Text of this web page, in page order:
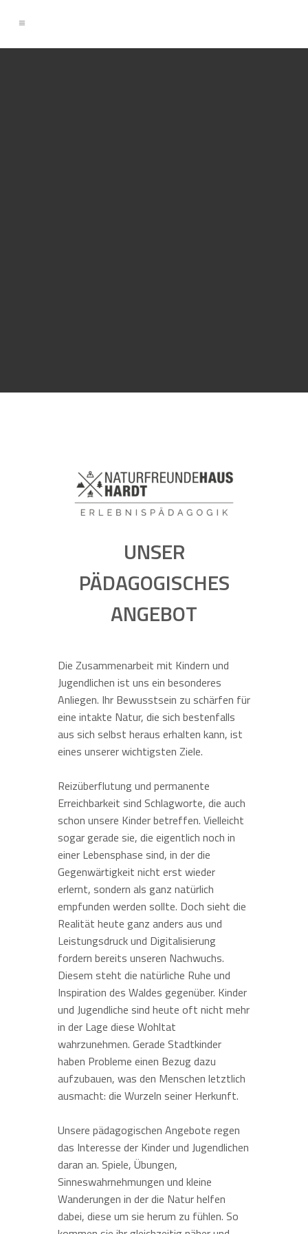
UNSER
PÄDAGOGISCHES
ANGEBOT
Die Zusammenarbeit mit Kindern und
Jugendlichen ist uns ein besonderes
Anliegen. Ihr Bewusstsein zu schärfen für
eine intakte Natur, die sich bestenfalls
aus sich selbst heraus erhalten kann, ist
eines unserer wichtigsten Ziele.
Reizüberflutung und permanente
Erreichbarkeit sind Schlagworte, die auch
schon unsere Kinder betreffen. Vielleicht
sogar gerade sie, die eigentlich noch in
einer Lebensphase sind, in der die
Gegenwärtigkeit nicht erst wieder
erlernt, sondern als ganz natürlich
empfunden werden sollte. Doch sieht die
Realität heute ganz anders aus und
Leistungsdruck und Digitalisierung
fordern bereits unseren Nachwuchs.
Diesem steht die natürliche Ruhe und
Inspiration des Waldes gegenüber. Kinder
und Jugendliche sind heute oft nicht mehr
in der Lage diese Wohltat
wahrzunehmen. Gerade Stadtkinder
haben Probleme einen Bezug dazu
aufzubauen, was den Menschen letztlich
ausmacht: die Wurzeln seiner Herkunft.
Unsere pädagogischen Angebote regen
das Interesse der Kinder und Jugendlichen
daran an. Spiele, Übungen,
Sinneswahrnehmungen und kleine
Wanderungen in der die Natur helfen
dabei, diese um sie herum zu fühlen. So
Mit